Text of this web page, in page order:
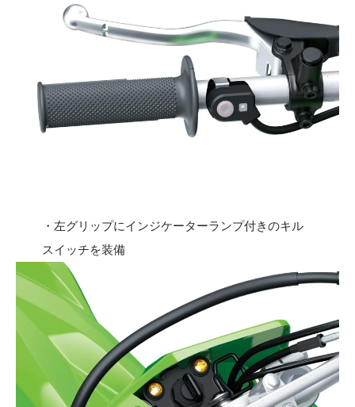
・左グリップにインジケーターランプ付きのキル
スイッチを装備